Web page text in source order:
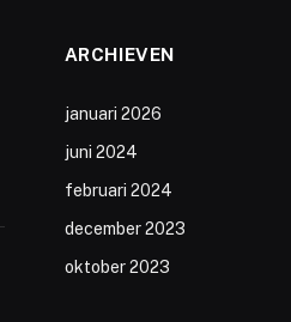
ARCHIEVEN
januari 2026
juni 2024
februari 2024
december 2023
oktober 2023